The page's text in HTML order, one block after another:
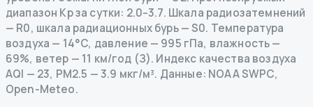
диапазон Kp за сутки: 2.0–3.7. Шкала радиозатемнений
— R0, шкала радиационных бурь— S0. Температура
воздуха — 14°C, давление — 995 гПа, влажность —
69%, ветер — 11 км/год (З). Индекс качества воздуха
AQI — 23, PM2.5 — 3.9 мкг/м³. Данные: NOAA SWPC,
Open-Meteo.